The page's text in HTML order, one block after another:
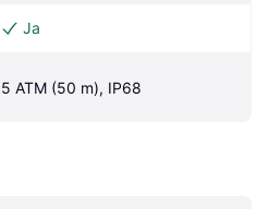
Ja
5 ATM (50 m), IP68